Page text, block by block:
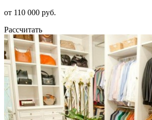
от 110 000 руб.
Рассчитать